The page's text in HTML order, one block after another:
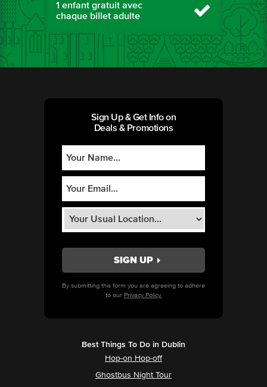
1 enfant gratuit avec
chaque billet adulte
Sign Up & Get Info on
Deals & Promotions
By submitting this form you are agreeing to adhere
to our Privacy Policy.
Best Things To Do in Dublin
Hop-on Hop-off
Ghostbus Night Tour